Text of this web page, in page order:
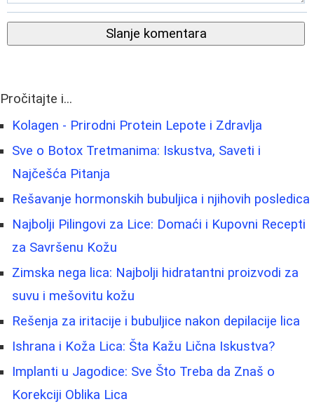
Slanje komentara
Pročitajte i...
Kolagen - Prirodni Protein Lepote i Zdravlja
Sve o Botox Tretmanima: Iskustva, Saveti i
Najčešća Pitanja
Rešavanje hormonskih bubuljica i njihovih posledica
Najbolji Pilingovi za Lice: Domaći i Kupovni Recepti
za Savršenu Kožu
Zimska nega lica: Najbolji hidratantni proizvodi za
suvu i mešovitu kožu
Rešenja za iritacije i bubuljice nakon depilacije lica
Ishrana i Koža Lica: Šta Kažu Lična Iskustva?
Implanti u Jagodice: Sve Što Treba da Znaš o
Korekciji Oblika Lica